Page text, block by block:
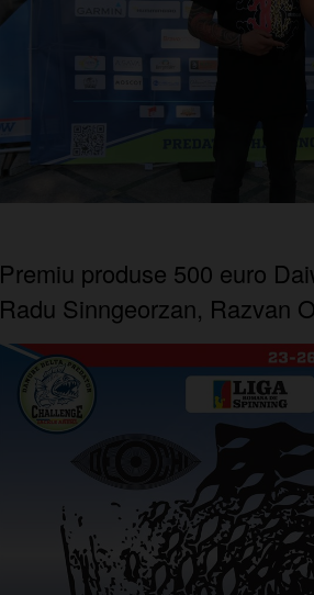
Premiu produse 500 euro
Radu Sinngeorzan, Razvan